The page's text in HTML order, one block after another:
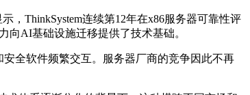
，ThinkSystem连续第12年在x86服务器可靠性评
向AI基础设施迁移提供了技术基础。
全软件频繁交互。服务器厂商的竞争因此不再